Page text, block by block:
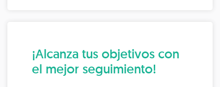
¡Alcanza tus objetivos con
el mejor seguimiento!